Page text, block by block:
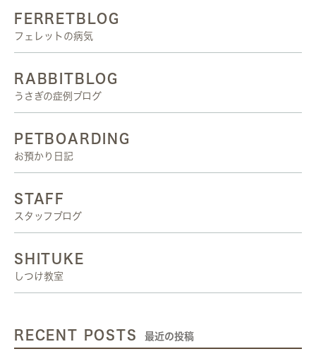
FERRETBLOG
フェレットの病気
RABBITBLOG
うさぎの症例ブログ
PETBOARDING
お預かり日記
STAFF
スタッフブログ
SHITUKE
しつけ教室
RECENT POSTS 最近の投稿